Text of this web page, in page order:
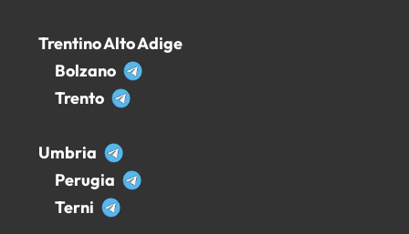
Trentino Alto Adige
Bolzano
Trento
Umbria
Perugia
Terni